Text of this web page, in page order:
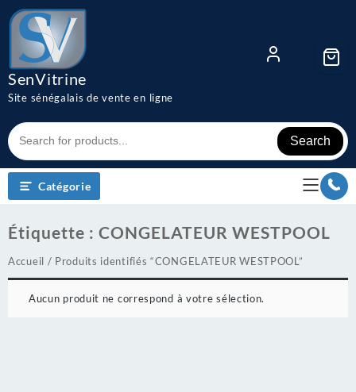
Skip
to
content
SenVitrine
Site sénégalais de vente en ligne
Search
Catégorie
Étiquette : CONGELATEUR WESTPOOL
Accueil / Produits identifiés “CONGELATEUR WESTPOOL”
Aucun produit ne correspond à votre sélection.